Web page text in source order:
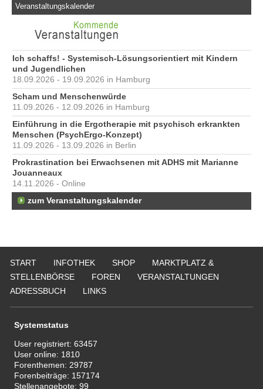
Veranstaltungskalender
Ich schaffs! - Systemisch-Lösungsorientiert mit Kindern
und Jugendlichen
18.09.2026 - 19.09.2026 in Hamburg
Scham und Menschenwürde
11.09.2026 - 12.09.2026 in Hamburg
Einführung in die Ergotherapie mit psychisch erkrankten
Menschen (PsychErgo-Konzept)
11.09.2026 - 13.09.2026 in Berlin
Prokrastination bei Erwachsenen mit ADHS mit Marianne
Jouanneaux
14.11.2026 - Online
zum Veranstaltungskalender
START INFOTHEK SHOP
MARKTPLATZ &
STELLENBÖRSE
FOREN
VERANSTALTUNGEN
ADRESSBUCH
LINKS
Systemstatus
User registriert:63457
User online: 1810
Forenthemen: 29787
Forenbeiträge: 157174
Stellenangebote:99